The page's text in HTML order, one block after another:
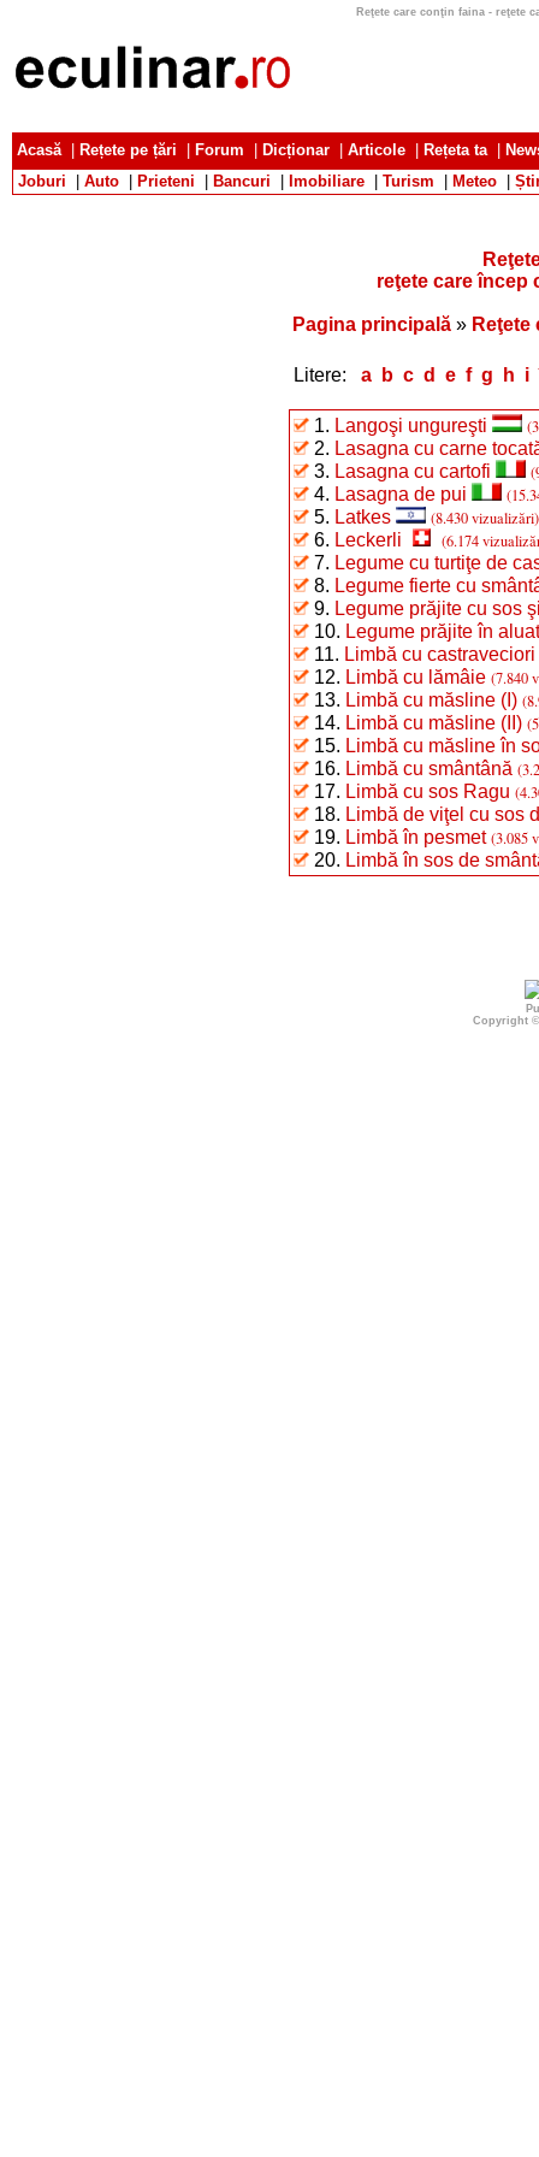
Reţete care conţin faina - reţete
Acasă| Rețete pe țări Forum Dicționar Articole Rețeta ta|
Joburi
Auto Prieteni Bancuri Imobiliare Turism Meteo
reţete care încep
Pagina principală » Reţete
Litere: a b c d e f g h i
1. Langoşi ungureşti
2. Lasagna cu carne
3. Lasagna cu cartofi
4. Lasagna de pui
5. Latkes (8.430 vizualizări)
6. Leckerli (6.174
7. Legume cu turtiţe de
8. Legume fierte cu
9. Legume prăjite cu sos
10. Legume prăjite în aluat
11. Limbă cu castraveciori
12. Limbă cu lămâie (7.840
13. Limbă cu măsline (I)
14. Limbă cu măsline (II)
15. Limbă cu măsline în
16. Limbă cu smântână
17. Limbă cu sos Ragu
18. Limbă de viţel cu sos
19. Limbă în pesmet (3.085
20. Limbă în sos de
Copyright